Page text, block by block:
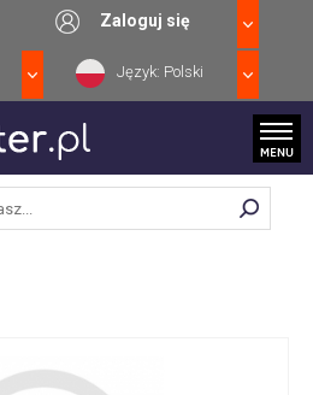
Zaloguj się
Język: Polski